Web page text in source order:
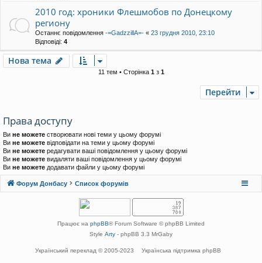
2010 год: хроники Флешмобов по Донецкому
региону
Останнє повідомлення -=GadzzillA=- « 23 грудня 2010, 23:10
Відповіді: 4
Нова тема
11 тем • Сторінка 1з 1
Перейти
Права доступу
Ви не можете створювати нові теми у цьому форумі
Ви не можете відповідати на теми у цьому форумі
Ви не можете редагувати ваші повідомлення у цьому форумі
Ви не можете видаляти ваші повідомлення у цьому форумі
Ви не можете додавати файли у цьому форумі
Форум Донбасу Список форумів
Працює на phpBB® Forum Software © phpBB Limited
Style Arty - phpBB 3.3 MrGaby
Український переклад © 2005-2023 Українська підтримка phpBB